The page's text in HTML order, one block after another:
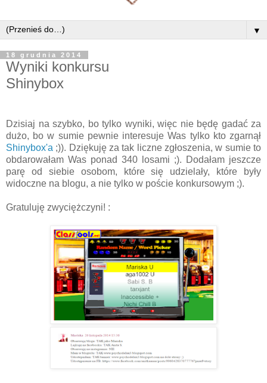
▼
18 grudnia 2014
Wyniki konkursu
Shinybox
Dzisiaj na szybko, bo tylko wyniki, więc nie będę gadać za
dużo, bo w sumie pewnie interesuje Was tylko kto zgarnął
Shinybox'a ;)). Dziękuję za tak liczne zgłoszenia, w sumie to
obdarowałam Was ponad 340 losami ;). Dodałam jeszcze
parę od siebie osobom, które się udzielały, które były
widoczne na blogu, a nie tylko w poście konkursowym ;).
Gratuluję zwyciężczyni! :